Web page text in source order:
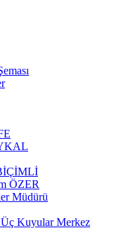
ÖZER
Müdürü
Kuyular Merkez